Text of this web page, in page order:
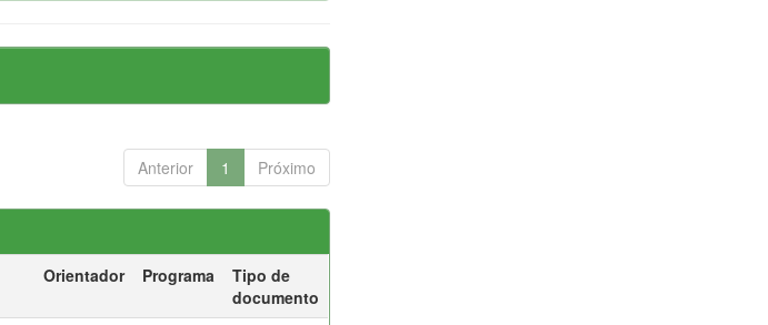
Anterior 1 Próximo
Orientador Programa
Tipo de
documento